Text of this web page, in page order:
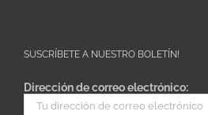
SUSCRÍBETE A NUESTRO BOLETÍN!
Dirección de correo electrónico: